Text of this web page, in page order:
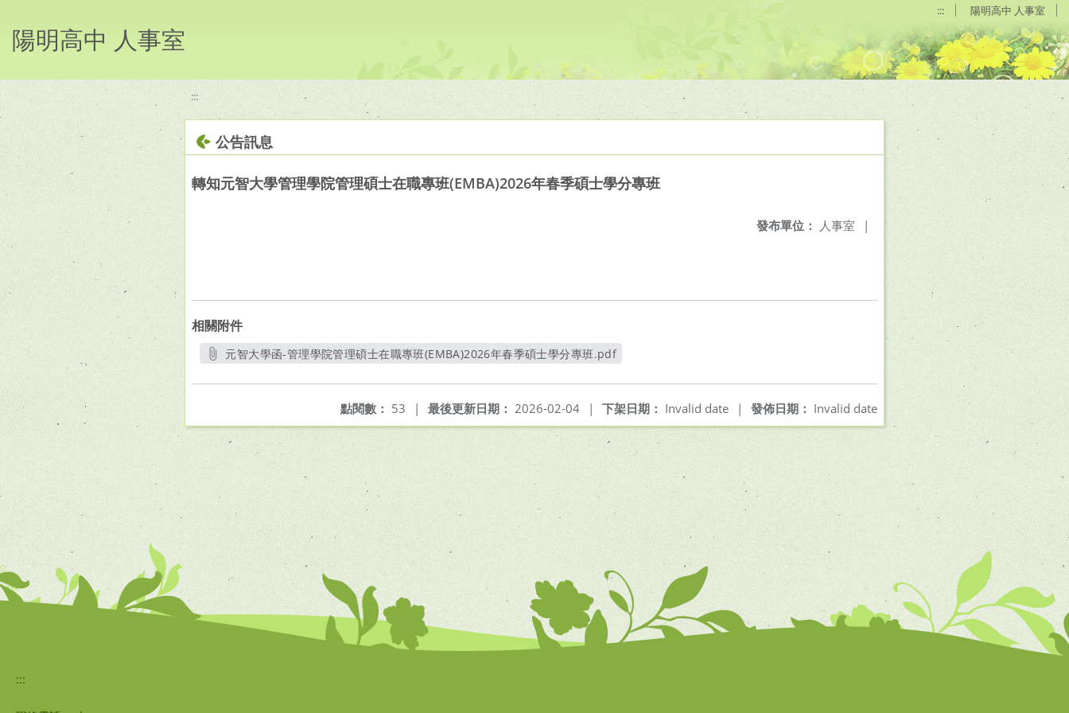
::: 陽明高中 人事室
陽明高中 人事室
:::
公告訊息
轉知元智大學管理學院管理碩士在職專班(EMBA)2026年春季碩士學分專班
發布單位： 人事室 |
相關附件
元智大學函-管理學院管理碩士在職專班(EMBA)2026年春季碩士學分專班.pdf
發佈日期： Invalid date
下架日期： Invalid date |
最後更新日期： 2026-02-04 |
點閱數： 53 |
:::